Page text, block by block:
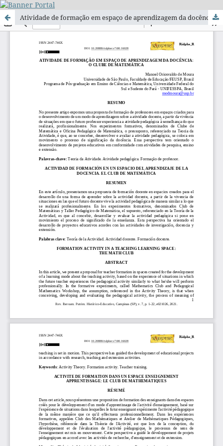
Atividade de formação em espaço de aprendizagem da docência